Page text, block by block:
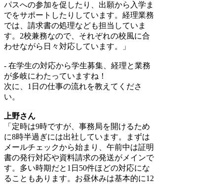
パスへの参加を促したり、出願から入学ま
でをサポートしたりしています。経理業務
では、請求書の処理なども担当していま
す。2校兼務なので、それぞれの校風に合
わせながら日々対応しています。」
- 在学生の対応から学生募集、経理と業務
が多岐にわたっていますね！
次に、1日の仕事の流れを教えてくださ
い。
上野さん
「定時は9時ですが、事務局を開けるため
に8時半過ぎには出社しています。まずは
メールチェックから始まり、午前中は証明
書の発行対応や資料請求の発送がメインで
す。多い時期だと1日50件ほどの対応にな
ることもあります。お昼休みは基本的に12